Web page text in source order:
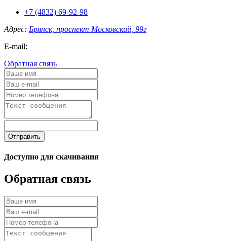
+7 (4832) 69-92-98
Адрес: Брянск, проспект Московский, 99г
E-mail:
Обратная связь
Отправить
Доступно для скачивания
Обратная связь